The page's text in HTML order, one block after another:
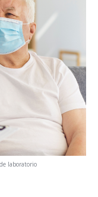
laboratorio